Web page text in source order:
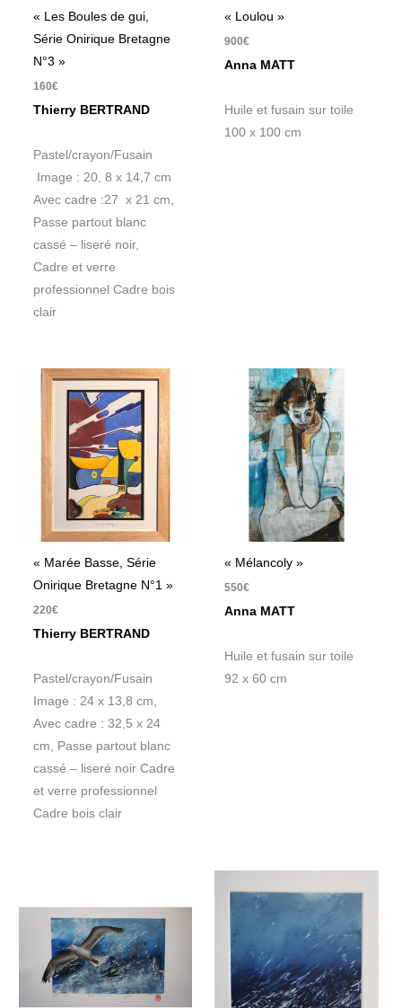
« Les Boules de gui,
Série Onirique Bretagne
N°3 »
160€
Thierry BERTRAND
Pastel/crayon/Fusain
Image : 20, 8 x 14,7 cm
Avec cadre :27 x 21 cm,
Passe partout blanc
cassé – liseré noir,
Cadre et verre
professionnel Cadre bois
clair
« Loulou »
900€
Anna MATT
Huile et fusain sur toile
100 x 100 cm
« Marée Basse, Série
Onirique Bretagne N°1 »
220€
Thierry BERTRAND
Pastel/crayon/Fusain
Image : 24 x 13,8 cm,
Avec cadre : 32,5 x 24
cm, Passe partout blanc
cassé – liseré noir Cadre
et verre professionnel
Cadre bois clair
« Mélancoly »
550€
Anna MATT
Huile et fusain sur toile
92 x 60 cm